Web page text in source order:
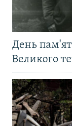
День
Великого